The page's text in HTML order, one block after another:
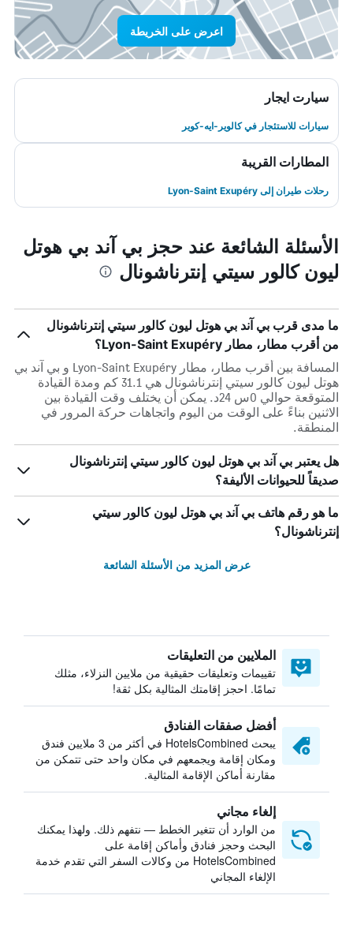
اعرض على الخريطة
سيارت ايجار
سيارات للاستئجار في كالوير-ايه-كوير
المطارات القريبة
رحلات طيران إلى Lyon-Saint Exupéry
الأسئلة الشائعة عند حجز بي آند بي هوتل
ليون كالور سيتي إنترناشونال
ما مدى قرب بي آند بي هوتل ليون كالور سيتي إنترناشونال
من أقرب مطار، مطار Lyon-Saint Exupéry؟
المسافة بين أقرب مطار، مطار Lyon-Saint Exupéry و بي آند بي
هوتل ليون كالور سيتي إنترناشونال هي 31.1 كم ومدة القيادة
المتوقعة حوالي 0س 24د. يمكن أن يختلف وقت القيادة بين
الاثنين بناءً على الوقت من اليوم واتجاهات حركة المرور في
المنطقة.
هل يعتبر بي آند بي هوتل ليون كالور سيتي إنترناشونال
صديقاً للحيوانات الأليفة؟
ما هو رقم هاتف بي آند بي هوتل ليون كالور سيتي
إنترناشونال؟
عرض المزيد من الأسئلة الشائعة
الملايين من التعليقات
تقييمات وتعليقات حقيقية من ملايين النزلاء، مثلك
تمامًا. احجز إقامتك المثالية بكل ثقة!
أفضل صفقات الفنادق
يبحث HotelsCombined في أكثر من 3 ملايين فندق
ومكان إقامة ويجمعهم في مكان واحد حتى تتمكن من
مقارنة أماكن الإقامة المثالية.
إلغاء مجاني
من الوارد أن تتغير الخطط — نتفهم ذلك. ولهذا يمكنك
البحث وحجز فنادق وأماكن إقامة على
HotelsCombined من وكالات السفر التي تقدم خدمة
الإلغاء المجاني